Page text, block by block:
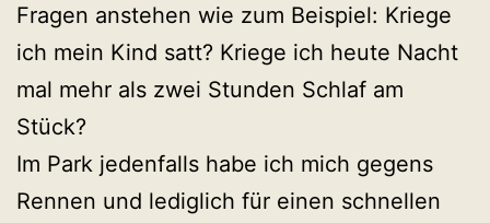
Fragen anstehen wie zum Beispiel: Kriege
ich mein Kind satt? Kriege ich heute Nacht
mal mehr als zwei Stunden Schlaf am
Stück?
Im Park jedenfalls habe ich mich gegens
Rennen und lediglich für einen schnellen